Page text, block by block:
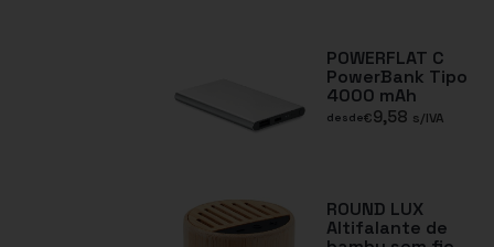
POWERFLAT C
PowerBank Tipo
4000 mAh
desde€9,58 s/IVA
ROUND LUX
Altifalante de